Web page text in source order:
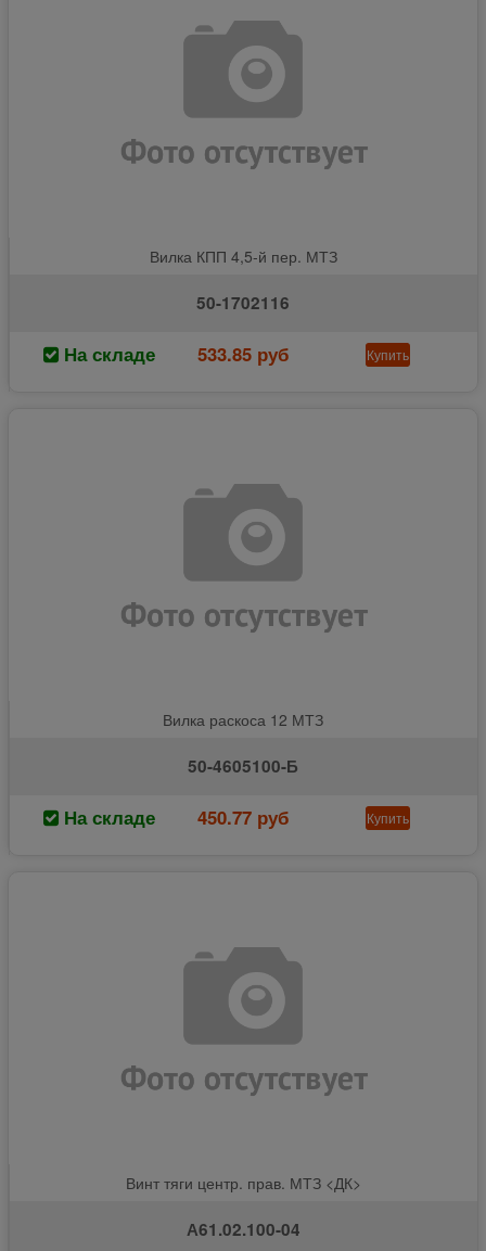
Вилка КПП 4,5-й пер. МТЗ
50-1702116
На складе 533.85 руб Купить
Вилка раскоса 12 МТЗ
50-4605100-Б
На складе 450.77 руб Купить
Винт тяги центр. прав. МТЗ <ДК>
А61.02.100-04